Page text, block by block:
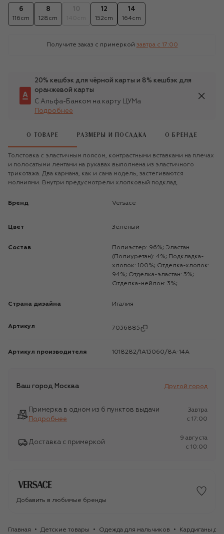
6
116cm
8
128cm
12
152cm
14
164cm
Получите заказ с примеркой завтра c 17:00
20% кешбэк для чёрной карты и 8% кешбэк для
оранжевой карты
С Альфа-Банком на карту ЦУМа
Подробнее
О ТОВАРЕ РАЗМЕРЫ И ПОСАДКА О БРЕНДЕ
Толстовка с эластичным поясом, контрастными вставками на плечах
и полосатыми лентами на рукавах выполнена из эластичного
трикотажа. Два кармана, как и сама модель, застегиваются
молниями. Внутри предусмотрели хлопковый подклад.
Бренд Versace
Цвет Зеленый
Состав
Полиэстер: 96%; Эластан
(Полиуретан): 4%; Подкладка-
хлопок: 100%; Отделка-хлопок:
94%; Отделка-эластан: 3%;
Отделка-нейлон: 3%;
Страна дизайна Италия
Артикул 7036885
Артикул производителя 1018282/1A13060/8A-14A
Ваш город Москва Другой город
Примерка в одном из 6 пунктов выдачи
Подробнее
Завтра
c 17:00
Доставка с примеркой
9 августа
c 10:00
Добавить в любимые бренды
Главная Детские товары Одежда для мальчиков Кардиганы